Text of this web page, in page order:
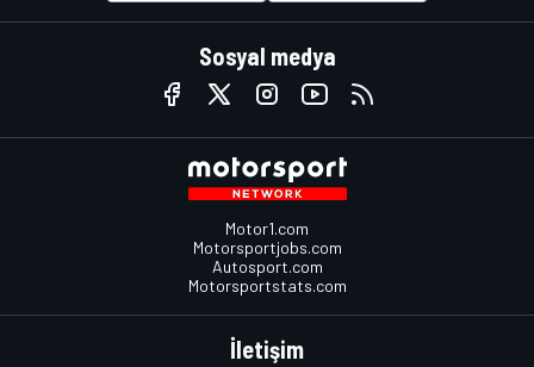
Sosyal medya
Motor1.com
Motorsportjobs.com
Autosport.com
Motorsportstats.com
İletişim